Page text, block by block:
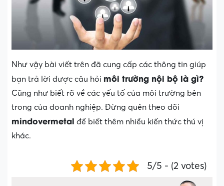
Như vậy bài viết trên đã cung cấp các thông tin giúp
bạn trả lời được câu hỏi môi trường nội bộ là gì?
Cũng như biết rõ về các yếu tố của môi trường bên
trong của doanh nghiệp. Đừng quên theo dõi
mindovermetal để biết thêm nhiều kiến thức thú vị
khác.
5/5 - (2 votes)